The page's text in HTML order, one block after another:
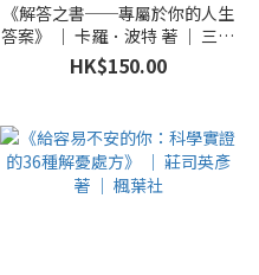
《解答之書──專屬於你的人生
答案》 ｜ 卡羅．波特 著 ｜ 三采
文化
HK$150.00